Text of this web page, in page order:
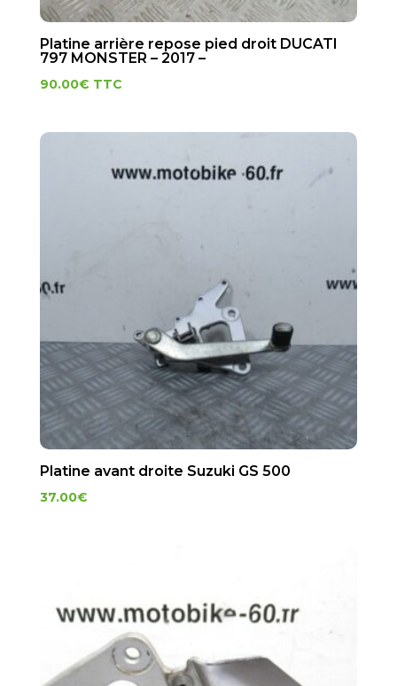
Platine arrière repose pied droit DUCATI
797 MONSTER – 2017 –
90.00€ TTC
Platine avant droite Suzuki GS 500
37.00€